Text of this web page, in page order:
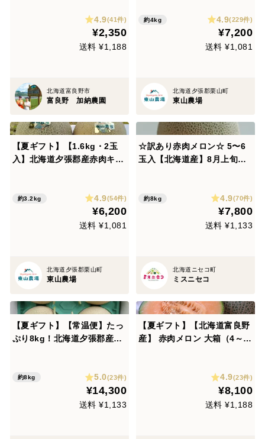
4.9(41件)
¥2,350
送料 ¥1,188
北海道富良野市
富良野 加納農園
約4kg 4.9(229件)
¥7,200
送料 ¥1,081
北海道夕張郡栗山町
東山農場
【夏ギフト】【1.6kg・2玉
入】北海道夕張郡産赤肉キン
約3.2kg 4.9(54件)
¥6,200
送料 ¥1,081
北海道夕張郡栗山町
東山農場
☆訳あり赤肉メロン☆ 5〜6
玉入【北海道産】8月上旬発
約8kg 4.9(70件)
¥7,800
送料 ¥1,133
北海道ニセコ町
ミスニセコ
【夏ギフト】【常温便】たっ
ぷり8kg！北海道夕張郡産キ
約8kg 5.0(23件)
¥14,300
送料 ¥1,133
【夏ギフト】【北海道富良野
産】 赤肉メロン 大箱（4～6
4.9(23件)
¥8,100
送料 ¥1,188